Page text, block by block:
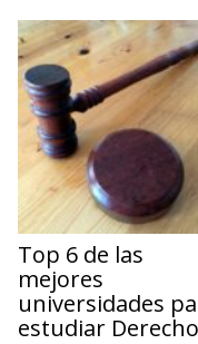
Top 6 de las
mejores
universidades
estudiar Derecho